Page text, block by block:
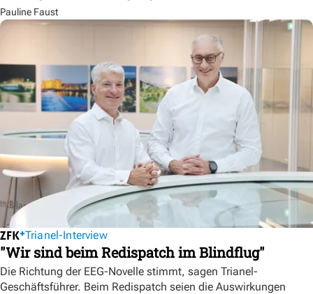
Pauline Faust
Trianel-Interview
"Wir sind beim Redispatch im Blindflug"
Die Richtung der EEG-Novelle stimmt, sagen Trianel-
Geschäftsführer. Beim Redispatch seien die Auswirkungen